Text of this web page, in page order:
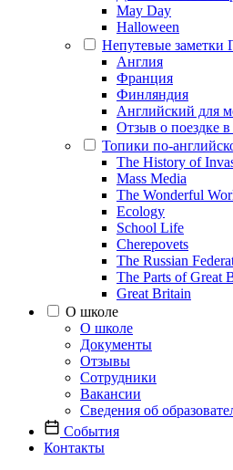
May Day
Halloween
Непутевые заметки
Англия
Франция
Финляндия
Английский для
Отзыв о поездке
Топики по-
The History of
Mass Media
The Wonderful
Ecology
School Life
Cherepovets
The Russian
The Parts of Great
Great Britain
О школе
О школе
Документы
Отзывы
Сотрудники
Вакансии
Сведения об
События
Контакты